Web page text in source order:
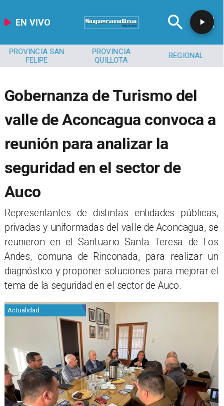
EN VIVO
PROVINCIA SAN
FELIPE
PROVINCIA
QUILLOTA
REGIONAL
Gobernanza de Turismo del
valle de Aconcagua convoca a
reunión para analizar la
seguridad en el sector de
Auco
​​Representantes de distintas entidades públicas,
privadas y uniformadas del valle de Aconcagua, se
reunieron en el Santuario Santa Teresa de Los
Andes, comuna de Rinconada, para realizar un
diagnóstico y proponer soluciones para mejorar el
tema de la seguridad en el sector de Auco.
Actualidad